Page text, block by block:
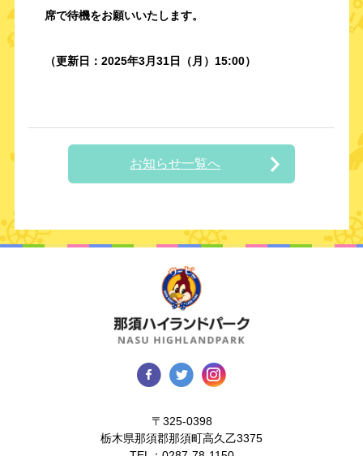
席で待機をお願いいたします。
（更新日：2025年3月31日（月）15:00）
お知らせ一覧へ
〒325-0398
栃木県那須郡那須町高久乙3375